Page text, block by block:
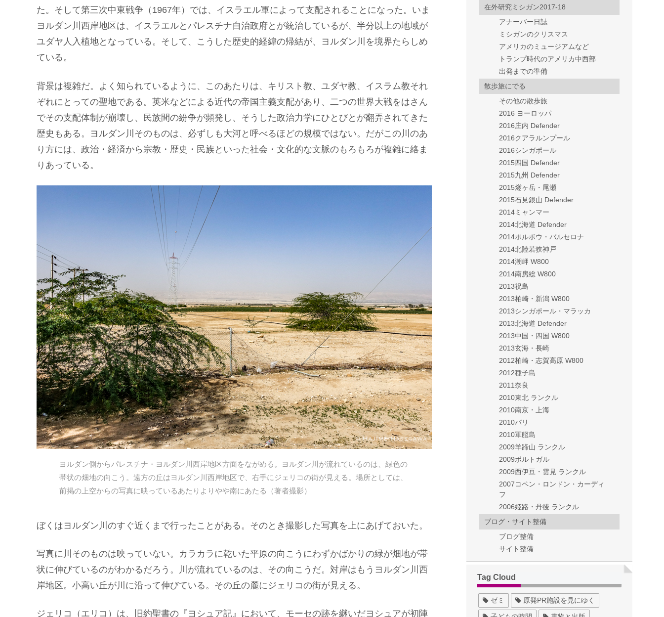
た。そして第三次中東戦争（1967年）では、イスラエル軍によって支配されることになった。いま
ヨルダン川西岸地区は、イスラエルとパレスチナ自治政府とが統治しているが、半分以上の地域が
ユダヤ人入植地となっている。そして、こうした歴史的経緯の帰結が、ヨルダン川を境界たらしめ
ている。
背景は複雑だ。よく知られているように、このあたりは、キリスト教、ユダヤ教、イスラム教それ
ぞれにとっての聖地である。英米などによる近代の帝国主義支配があり、二つの世界大戦をはさん
でその支配体制が崩壊し、民族間の紛争が頻発し、そうした政治力学にひとびとが翻弄されてきた
歴史もある。ヨルダン川そのものは、必ずしも大河と呼べるほどの規模ではない。だがこの川のあ
り方には、政治・経済から宗教・歴史・民族といった社会・文化的な文脈のもろもろが複雑に絡ま
りあっている。
ヨルダン側からパレスチナ・ヨルダン川西岸地区方面をながめる。ヨルダン川が流れているのは、緑色の
帯状の畑地の向こう。遠方の丘はヨルダン川西岸地区で、右手にジェリコの街が見える。場所としては、
前掲の上空からの写真に映っているあたりよりやや南にあたる（著者撮影）
ぼくはヨルダン川のすぐ近くまで行ったことがある。そのとき撮影した写真を上にあげておいた。
写真に川そのものは映っていない。カラカラに乾いた平原の向こうにわずかばかりの緑が畑地が帯
状に伸びているのがわかるだろう。川が流れているのは、その向こうだ。対岸はもうヨルダン川西
岸地区。小高い丘が川に沿って伸びている。その丘の麓にジェリコの街が見える。
ジェリコ（エリコ）は、旧約聖書の『ヨシュア記』において、モーセの跡を継いだヨシュアが初陣
在外研究ミシガン2017-18
アナーバー日誌
ミシガンのクリスマス
アメリカのミュージアムなど
トランプ時代のアメリカ中西部
出発までの準備
散歩旅にでる
その他の散歩旅
2016 ヨーロッパ
2016庄内 Defender
2016クアラルンプール
2016シンガポール
2015四国 Defender
2015九州 Defender
2015燧ヶ岳・尾瀬
2015石見銀山 Defender
2014ミャンマー
2014北海道 Defender
2014ポルボウ・バルセロナ
2014北陸若狭神戸
2014潮岬 W800
2014南房総 W800
2013祝島
2013柏崎・新潟 W800
2013シンガポール・マラッカ
2013北海道 Defender
2013中国・四国 W800
2013玄海・長崎
2012柏崎・志賀高原 W800
2012種子島
2011奈良
2010東北 ランクル
2010南京・上海
2010パリ
2010軍艦島
2009羊蹄山 ランクル
2009ポルトガル
2009西伊豆・雲見 ランクル
2007コペン・ロンドン・カーディ
フ
2006姫路・丹後 ランクル
ブログ・サイト整備
ブログ整備
サイト整備
Tag Cloud
ゼミ 原発PR施設を見にゆく